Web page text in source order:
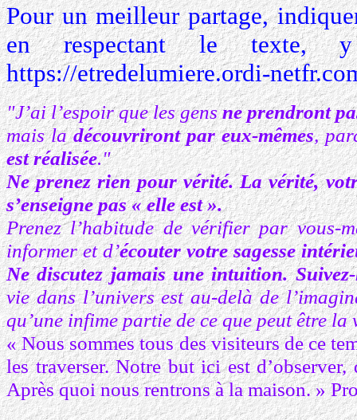
Pour un meilleur partage,
en respectant le texte,
https://etredelumiere.ordi-
"J’ai l’espoir que les gensne prendront
mais ladécouvriront par eux-mêmes,
est réalisée."
Ne prenez rien pour vérité.La vérité,
s’enseigne pas « elle est ».
Prenez l’habitude de vérifier par vous-
informer et d’écouter votre sagesse
Ne discutez jamais une intuition.
vie dans l’univers est au-delà de
qu’une infime partie de ce que peut être la
« Nous sommes tous des visiteurs de ce
les traverser. Notre but ici est
Après quoi nous rentrons à la maison. »